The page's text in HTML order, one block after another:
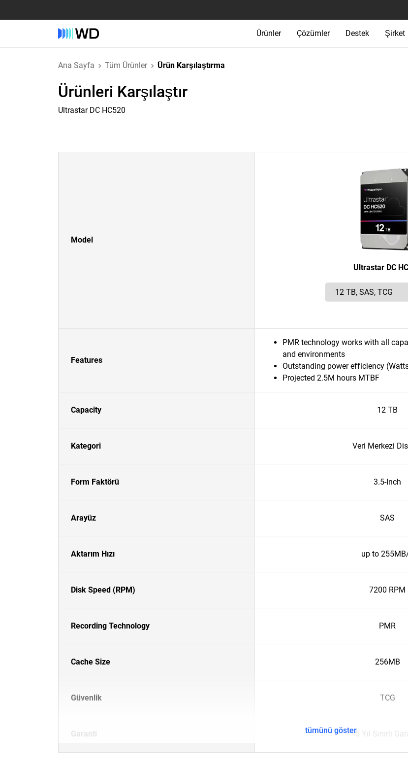
Ürünler Çözümler Destek Şirket
Ana Sayfa Tüm Ürünler Ürün Karşılaştırma
Ürünleri Karşılaştır
Ultrastar DC HC520
Model
Ultrastar DC
Features
PMR technology works with all
and environments
Outstanding power efficiency
Projected 2.5M hours MTBF
Capacity 12 TB
Kategori Veri Merkezi
Form Faktörü 3.5-Inch
Arayüz SAS
Aktarım Hızı up to
Disk Speed (RPM) 7200 RPM
Recording Technology PMR
Cache Size 256MB
Güvenlik TCG
Garanti 5 Yıl Sınırlı
tümünü göster